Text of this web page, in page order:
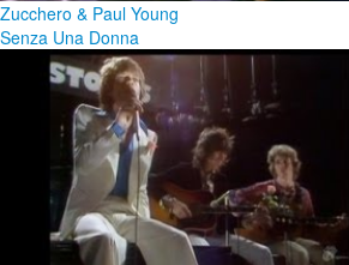
Zucchero & Paul Young
Senza Una Donna